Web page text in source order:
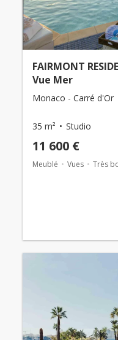
FAIRMONT
Vue Mer
Monaco - Carré d'Or
35 m² Studio
11 600 €
Meublé Vues Très